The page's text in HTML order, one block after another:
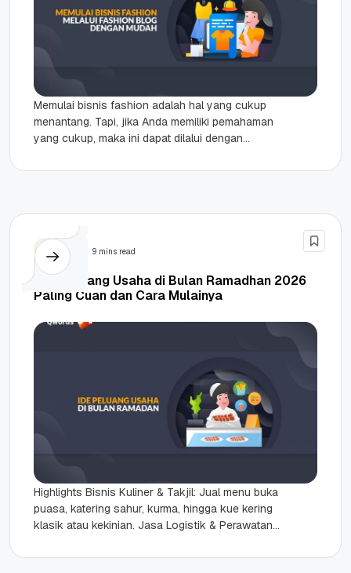
Memulai bisnis fashion adalah hal yang cukup
menantang. Tapi, jika Anda memiliki pemahaman
yang cukup, maka ini dapat dilalui dengan
Bisnis 9 mins read
22+ Peluang Usaha di Bulan Ramadhan 2026
Paling Cuan dan Cara Mulainya
Highlights Bisnis Kuliner & Takjil: Jual menu buka
puasa, katering sahur, kurma, hingga kue kering
klasik atau kekinian. Jasa Logistik & Perawatan: